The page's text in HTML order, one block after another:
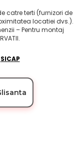
catre terti (furnizori de
locatiei dvs.).
– Pentru montaj
SICAP